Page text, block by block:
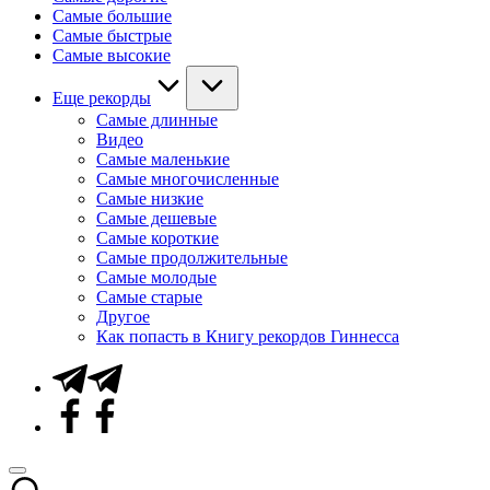
Самые большие
Самые быстрые
Самые высокие
Еще рекорды
Самые длинные
Видео
Самые маленькие
Самые многочисленные
Самые низкие
Самые дешевые
Самые короткие
Самые продолжительные
Самые молодые
Самые старые
Другое
Как попасть в Книгу рекордов Гиннесса
Telegram
Facebook